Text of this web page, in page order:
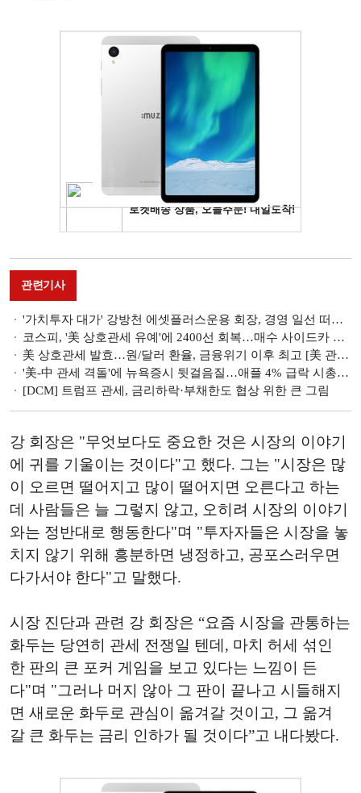
관련기사
'가치투자 대가' 강방천 에셋플러스운용 회장, 경영 일선 떠난다…"'제2의 인생' 살겠다"
코스피, '美 상호관세 유예'에 2400선 회복…매수 사이드카 발동
美 상호관세 발효…원/달러 환율, 금융위기 이후 최고 [美 관세 쇼크]
'美-中 관세 격돌'에 뉴욕증시 뒷걸음질…애플 4% 급락 시총 2위로 '털썩' [美 관세 쇼크]
[DCM] 트럼프 관세, 금리하락·부채한도 협상 위한 큰 그림
강 회장은 "무엇보다도 중요한 것은 시장의 이야기
에 귀를 기울이는 것이다"고 했다. 그는 "시장은 많
이 오르면 떨어지고 많이 떨어지면 오른다고 하는
데 사람들은 늘 그렇지 않고, 오히려 시장의 이야기
와는 정반대로 행동한다"며 "투자자들은 시장을 놓
치지 않기 위해 흥분하면 냉정하고, 공포스러우면
다가서야 한다"고 말했다.
시장 진단과 관련 강 회장은 “요즘 시장을 관통하는
화두는 당연히 관세 전쟁일 텐데, 마치 허세 섞인
한 판의 큰 포커 게임을 보고 있다는 느낌이 든
다"며 "그러나 머지 않아 그 판이 끝나고 시들해지
면 새로운 화두로 관심이 옮겨갈 것이고, 그 옮겨
갈 큰 화두는 금리 인하가 될 것이다”고 내다봤다.